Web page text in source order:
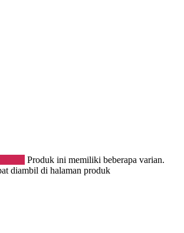
Produk ini memiliki beberapa varian.
diambil di halaman produk